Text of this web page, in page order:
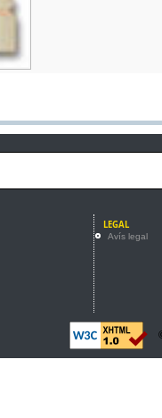
LEGAL
Avís legal